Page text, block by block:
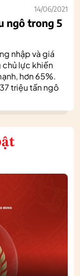
14/06/2021
ngô trong 5
nhập và giá
lực khiến
hơn 65%.
triệu tấn ngô